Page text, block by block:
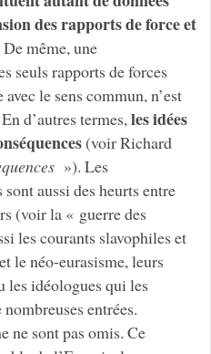
des rapports de force et
De même, une
seuls rapports de forces
le sens commun, n’est
d’autres termes,les idées
(voir Richard
»). Les
aussi des heurts entre
(voir la « guerre des
les courants slavophiles et
le néo-eurasisme, leurs
les idéologues qui les
entrées.
ne sont pas omis. Ce